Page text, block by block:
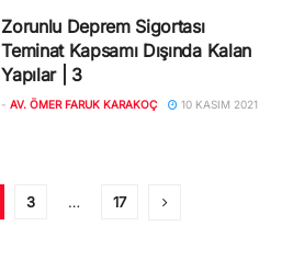
Zorunlu Deprem Sigortası
Teminat Kapsamı Dışında Kalan
Yapılar | 3
- AV. ÖMER FARUK KARAKOÇ 10 KASIM 2021
3 … 17